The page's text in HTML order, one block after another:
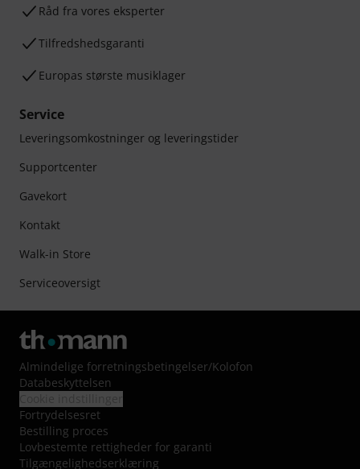
Råd fra vores eksperter
Tilfredshedsgaranti
Europas største musiklager
Service
Leveringsomkostninger og leveringstider
Supportcenter
Gavekort
Kontakt
Walk-in Store
Serviceoversigt
Almindelige forretningsbetingelser/Kolofon
Databeskyttelsen
Fortrydelsesret
Bestilling proces
Lovbestemte rettigheder for garanti
Tilgængelighedserklæring